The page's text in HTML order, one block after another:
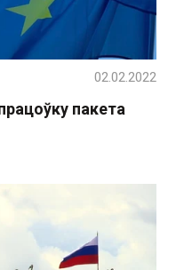
пакета
02.02.2022